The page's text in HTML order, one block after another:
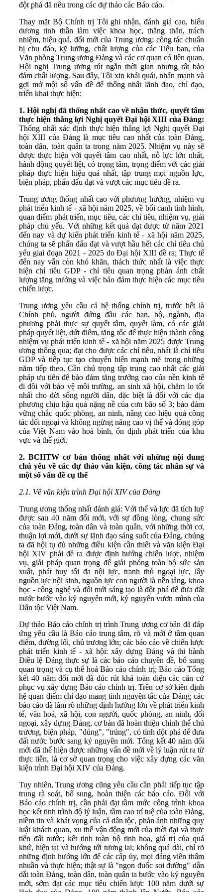
đột phá đã nêu trong các dự thảo các Báo cáo.
Thay mặt Bộ Chính trị Tôi ghi nhận, đánh giá cao, biểu
dương tinh thần làm việc khoa học, thẳng thắn, trách
nhiệm, hiệu quả, đổi mới của Trung ương; công tác chuẩn
bị chu đáo, kỹ lưỡng, chất lượng của các Tiểu ban, của
Văn phòng Trung ương Đảng và các cơ quan có liên quan.
Hội nghị Trung ương rút ngắn thời gian nhưng rất bảo
đảm chất lượng. Sau đây, Tôi xin khái quát, nhấn mạnh và
gợi mở một số vấn đề để thống nhất lãnh đạo, chỉ đạo,
triển khai thực hiện:
1. Hội nghị đã thống nhất cao về nhận thức, quyết tâm
thực hiện thắng lợi Nghị quyết Đại hội XIII của Đảng:
Thống nhất xác định thực hiện thắng lợi Nghị quyết Đại
hội XIII của Đảng là mục tiêu cao nhất của toàn Đảng,
toàn dân, toàn quân ta trong năm 2025. Nhiệm vụ này sẽ
được thực hiện với quyết tâm cao nhất, nỗ lực lớn nhất,
hành động quyết liệt, có trọng tâm, trọng điểm với các giải
pháp thực hiện hiệu quả nhất, tập trung mọi nguồn lực,
biện pháp, phấn đấu đạt và vượt các mục tiêu đề ra.
Trung ương thống nhất cao với phương hướng, nhiệm vụ
phát triển kinh tế - xã hội năm 2025, về bối cảnh tình hình,
quan điểm phát triển, mục tiêu, các chỉ tiêu, nhiệm vụ, giải
pháp chủ yếu. Với những kết quả đạt được từ năm 2021
đến nay và dự kiến phát triển kinh tế - xã hội năm 2025,
chúng ta sẽ phấn đấu đạt và vượt hầu hết các chỉ tiêu chủ
yếu giai đoạn 2021 - 2025 do Đại hội XIII đề ra; Thực tế
đến nay vẫn còn khó khăn, thách thức nhất là việc thực
hiện chỉ tiêu GDP - chỉ tiêu quan trọng phản ánh chất
lượng tăng trưởng và việc bảo đảm thực hiện các mục tiêu
chiến lược.
Trung ương yêu cầu cả hệ thống chính trị, trước hết là
Chính phủ, người đứng đầu các ban, bộ, ngành, địa
phương phải thực sự quyết tâm, quyết làm, có các giải
pháp quyết liệt, dứt điểm, tăng tốc để thực hiện thành công
nhiệm vụ phát triển kinh tế - xã hội năm 2025 được Trung
ương thông qua; đạt cho được các chỉ tiêu, nhất là chỉ tiêu
GDP và tiếp tục tạo chuyển biến mạnh mẽ trong những
năm tiếp theo. Cần chú trọng tập trung cao nhất các giải
pháp ưu tiên để bảo đảm tăng trưởng cao của nền kinh tế
đi đôi với bảo vệ môi trường, an sinh xã hội, chăm lo tốt
nhất cho đời sống người dân, đặc biệt là đối với các địa
phương chịu hậu quả nặng nề của cơn bão số 3; bảo đảm
vững chắc quốc phòng, an ninh, nâng cao hiệu quả công
tác đối ngoại và không ngừng nâng cao vị thế và đóng góp
của Việt Nam vào hoà bình, ổn định phát triển của khu
vực và thế giới.
2.BCHTW cơ bản thống nhất với những nội dung
chủ yếu về các dự thảo văn kiện, công tác nhân sự và
một số vấn đề cụ thể
2.1. Về văn kiện trình Đại hội XIV của Đảng
Trung ương thống nhất đánh giá: Với thế và lực đã tích luỹ
được sau 40 năm đổi mới, với sự đồng lòng, chung sức
của toàn Đảng, toàn dân và toàn quân, với những thời cơ,
thuận lợi mới, dưới sự lãnh đạo sáng suốt của Đảng, chúng
ta đã hội tụ đủ những điều kiện cần thiết và văn kiện Đại
hội XIV phải đề ra được định hướng chiến lược, nhiệm
vụ, giải pháp quan trọng để giải phóng toàn bộ sức sản
xuất, phát huy tối đa nội lực, tranh thủ ngoại lực, lấy
nguồn lực nội sinh, nguồn lực con người là nền tảng, khoa
học - công nghệ và đổi mới sáng tạo là đột phá để đưa đất
nước bước vào kỷ nguyên mới, kỷ nguyên vươn mình của
Dân tộc Việt Nam.
Dự thảo Báo cáo chính trị trình Trung ương cơ bản đã đáp
ứng yêu cầu là Báo cáo trung tâm, rõ và mới ở tầm quan
điểm, đường lối, chủ trương lớn; các báo cáo về chiến lược
phát triển kinh tế - xã hội: xây dựng Đảng và thi hành
Điều lệ Đảng thực sự là các báo cáo chuyên đề, bổ sung
quan trọng và cụ thể hoá Báo cáo chính trị; Báo cáo Tổng
kết 40 năm đổi mới đã đúc rút khá toàn diện các căn cứ
phục vụ xây dựng Báo cáo chính trị. Trên cơ sở kiên định
hệ quan điểm chỉ đạo mang tính nguyên tắc của Đảng; các
báo cáo đã làm rõ những định hướng lớn về phát triển kinh
tế, văn hoá, xã hội, con người, quốc phòng, an ninh, đối
ngoại, xây dựng Đảng, cơ bản đã hoàn thiện chỉnh thể chủ
trương, biện pháp, "đúng", "trúng", có tính đột phá để đưa
đất nước bước sang kỷ nguyên mới. Tổng kết 40 năm đổi
mới đã thể hiện được những vấn đề mới về lý luận rút ra từ
thực tiễn, là cơ sở quan trọng cho việc xây dựng các văn
kiện trình Đại hội XIV của Đảng.
Tuy nhiên, Trung ương cũng yêu cầu cần phải tiếp tục tập
trung rà soát, bổ sung, hoàn thiện các báo cáo. Đối với
Báo cáo chính trị, cần phải đạt tầm mức công trình khoa
học kết tinh trình độ lý luận, tầm cao trí tuệ của toàn Đảng,
niềm tin và khát vọng của cả dân tộc, phản ánh những quy
luật khách quan, xu thế vận động mới của thời đại và thực
tiễn đất nước; kết tinh toàn bộ tinh hoa, giá trị của quá
khứ, hiện tại và hướng tới tương lai; không quá dài, chỉ rõ
những định hướng lớn để các cấp ủy, mọi đảng viên thấm
nhuần và thực hiện; thật sự là "ngọn đuốc soi đường" dẫn
dắt toàn Đảng, toàn dân, toàn quân ta bước vào kỷ nguyên
mới, sớm đạt các mục tiêu chiến lược 100 năm dưới sự